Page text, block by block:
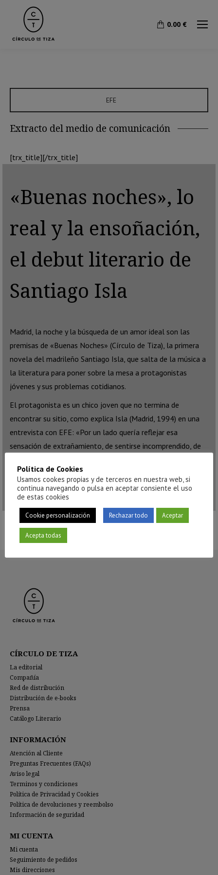
0.00 €
EFE
Extracto del medio de comunicación
[trx_title][/trx_title]
«Buenas noches», lo
real y la ensoñación,
el debut literario de
Santiago Isla
Madrid, la noche y la búsqueda de un amor ideal son las
premisas de «Buenas Noches» (Círculo de Tiza), la primera
novela del madrileño Santiago Isla, que salta de la música a
la literatura para poner sobre la mesa a protagonistas
jóvenes y sus problemas cotidianos.
El protagonista es un chico joven que no termina de
encontrar su sitio, como explica Isla (Madrid, 1994) en una
entrevista con EFE: «Por un lado quería reflejar esa
sensación de extrañamiento, de sentirse incomprendido, de
la juventud en general; y por otro lado quería hacer a un
protagonista con ese carácter».
CÍRCULO DE TIZA
La editorial
Compañía
Red de distribución
Distribución de e-books
Prensa
Catálogo Literario
INFORMACIÓN
Atención al Cliente
Preguntas Frecuentes (FAQs)
Aviso legal
Terminos y condiciones
Política de Privacidad y Cookies
Política de devoluciones y reembolso
Información de seguridad
MI CUENTA
Mi cuenta
Seguimiento de pedidos
Mis direcciones
Política de Cookies
Usamos cookes propias y de terceros en nuestra web, si
continua navegando o pulsa en aceptar consiente el uso
de estas cookies
Cookie personalización Rechazar todo Aceptar
Acepta todas